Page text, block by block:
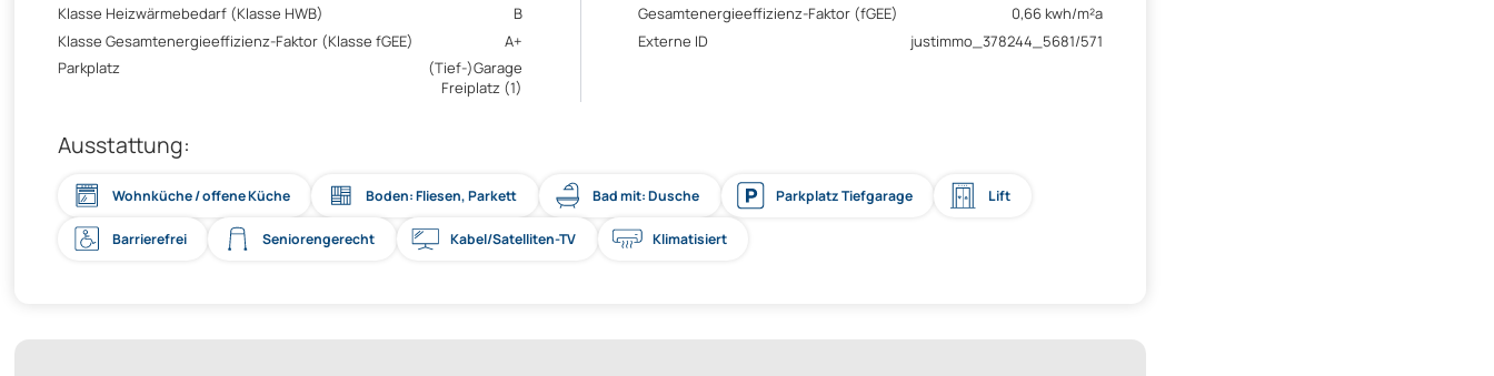
Klasse Heizwärmebedarf (Klasse HWB)
B Gesamtenergieeffizienz-Faktor (fGEE)
0,66 kwh/m²a
Klasse Gesamtenergieeffizienz-Faktor (Klasse fGEE)
A+ Externe ID
justimmo_378244_5681/571
Parkplatz
(Tief-)Garage
Freiplatz (1)
Ausstattung:
Wohnküche / offene Küche Boden: Fliesen, Parkett Bad mit: Dusche Parkplatz Tiefgarage Lift
Barrierefrei Seniorengerecht Kabel/Satelliten-TV Klimatisiert